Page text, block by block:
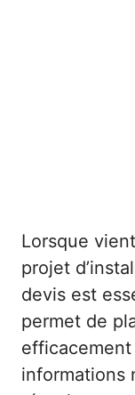
Lorsque
projet
devis est
permet de
informations